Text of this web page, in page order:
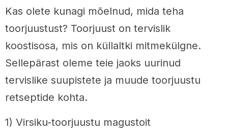
Kas olete kunagi mõelnud, mida teha
toorjuustust? Toorjuust on tervislik
koostisosa, mis on küllaltki mitmekülgne.
Sellepärast oleme teie jaoks uurinud
tervislike suupistete ja muude toorjuustu
retseptide kohta.
1) Virsiku-toorjuustu magustoit